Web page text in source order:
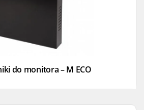
do monitora – M ECO